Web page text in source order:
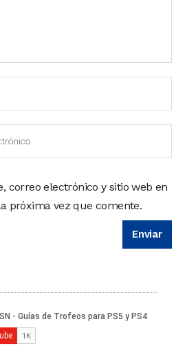
correo electrónico y sitio web en
próxima vez que comente.